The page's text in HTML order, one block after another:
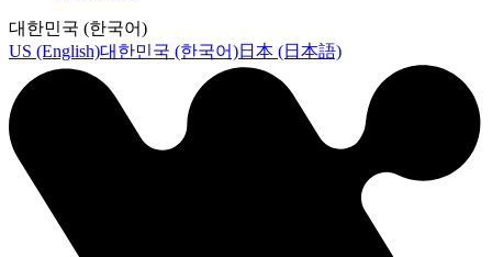
대한민국 (한국어)
US (English)대한민국 (한국어)日本 (日本語)